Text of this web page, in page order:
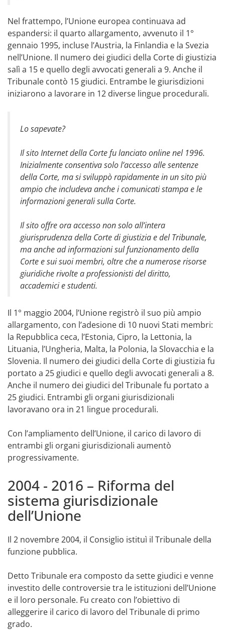
Nel frattempo, l’Unione europea continuava ad
espandersi: il quarto allargamento, avvenuto il 1°
gennaio 1995, incluse l’Austria, la Finlandia e la Svezia
nell’Unione. Il numero dei giudici della Corte di giustizia
salì a 15 e quello degli avvocati generali a 9. Anche il
Tribunale contò 15 giudici. Entrambe le giurisdizioni
iniziarono a lavorare in 12 diverse lingue procedurali.
Lo sapevate?
Il sito Internet della Corte fu lanciato online nel 1996.
Inizialmente consentiva solo l’accesso alle sentenze
della Corte, ma si sviluppò rapidamente in un sito più
ampio che includeva anche i comunicati stampa e le
informazioni generali sulla Corte.
Il sito offre ora accesso non solo all’intera
giurisprudenza della Corte di giustizia e del Tribunale,
ma anche ad informazioni sul funzionamento della
Corte e sui suoi membri, oltre che a numerose risorse
giuridiche rivolte a professionisti del diritto,
accademici e studenti.
Il 1° maggio 2004, l’Unione registrò il suo più ampio
allargamento, con l’adesione di 10 nuovi Stati membri:
la Repubblica ceca, l’Estonia, Cipro, la Lettonia, la
Lituania, l’Ungheria, Malta, la Polonia, la Slovacchia e la
Slovenia. Il numero dei giudici della Corte di giustizia fu
portato a 25 giudici e quello degli avvocati generali a 8.
Anche il numero dei giudici del Tribunale fu portato a
25 giudici. Entrambi gli organi giurisdizionali
lavoravano ora in 21 lingue procedurali.
Con l’ampliamento dell’Unione, il carico di lavoro di
entrambi gli organi giurisdizionali aumentò
progressivamente.
2004 - 2016 – Riforma del
sistema giurisdizionale
dell’Unione
Il 2 novembre 2004, il Consiglio istituì il Tribunale della
funzione pubblica.
Detto Tribunale era composto da sette giudici e venne
investito delle controversie tra le istituzioni dell’Unione
e il loro personale. Fu creato con l’obiettivo di
alleggerire il carico di lavoro del Tribunale di primo
grado.